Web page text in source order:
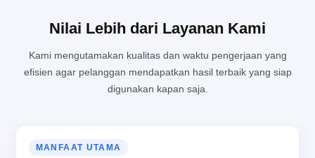
Nilai Lebih dari Layanan Kami
Kami mengutamakan kualitas dan waktu pengerjaan yang
efisien agar pelanggan mendapatkan hasil terbaik yang siap
digunakan kapan saja.
MANFAAT UTAMA